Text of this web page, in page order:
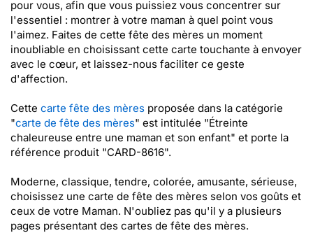
pour vous, afin que vous puissiez vous concentrer sur
l'essentiel : montrer à votre maman à quel point vous
l'aimez. Faites de cette fête des mères un moment
inoubliable en choisissant cette carte touchante à envoyer
avec le cœur, et laissez-nous faciliter ce geste
d'affection.
Cette carte fête des mères proposée dans la catégorie
"carte de fête des mères" est intitulée "Étreinte
chaleureuse entre une maman et son enfant" et porte la
référence produit "CARD-8616".
Moderne, classique, tendre, colorée, amusante, sérieuse,
choisissez une carte de fête des mères selon vos goûts et
ceux de votre Maman. N'oubliez pas qu'il y a plusieurs
pages présentant des cartes de fête des mères.